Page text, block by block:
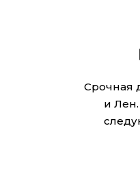
Срочная
и Лен.